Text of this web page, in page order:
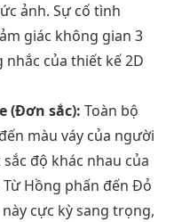
ảnh. Sự cố tình
giác không gian 3
nhắc của thiết kế 2D
(Đơn sắc): Toàn bộ
màu váy của người
độ khác nhau của
Hồng phấn đến Đỏ
cực kỳ sang trọng,